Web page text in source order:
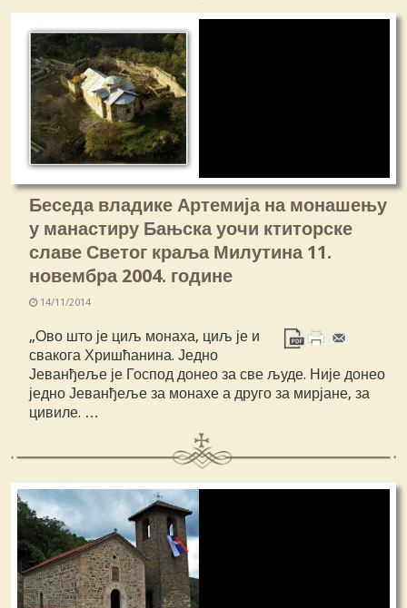
Беседа владике Артемија на монашењу
у манастиру Бањска уочи ктиторске
славе Светог краља Милутина 11.
новембра 2004. године
14/11/2014
„Ово што је циљ монаха, циљ је и
свакога Хришћанина. Једно
Јеванђеље је Господ донео за све људе. Није донео
једно Јеванђеље за монахе а друго за мирјане, за
цивиле. …